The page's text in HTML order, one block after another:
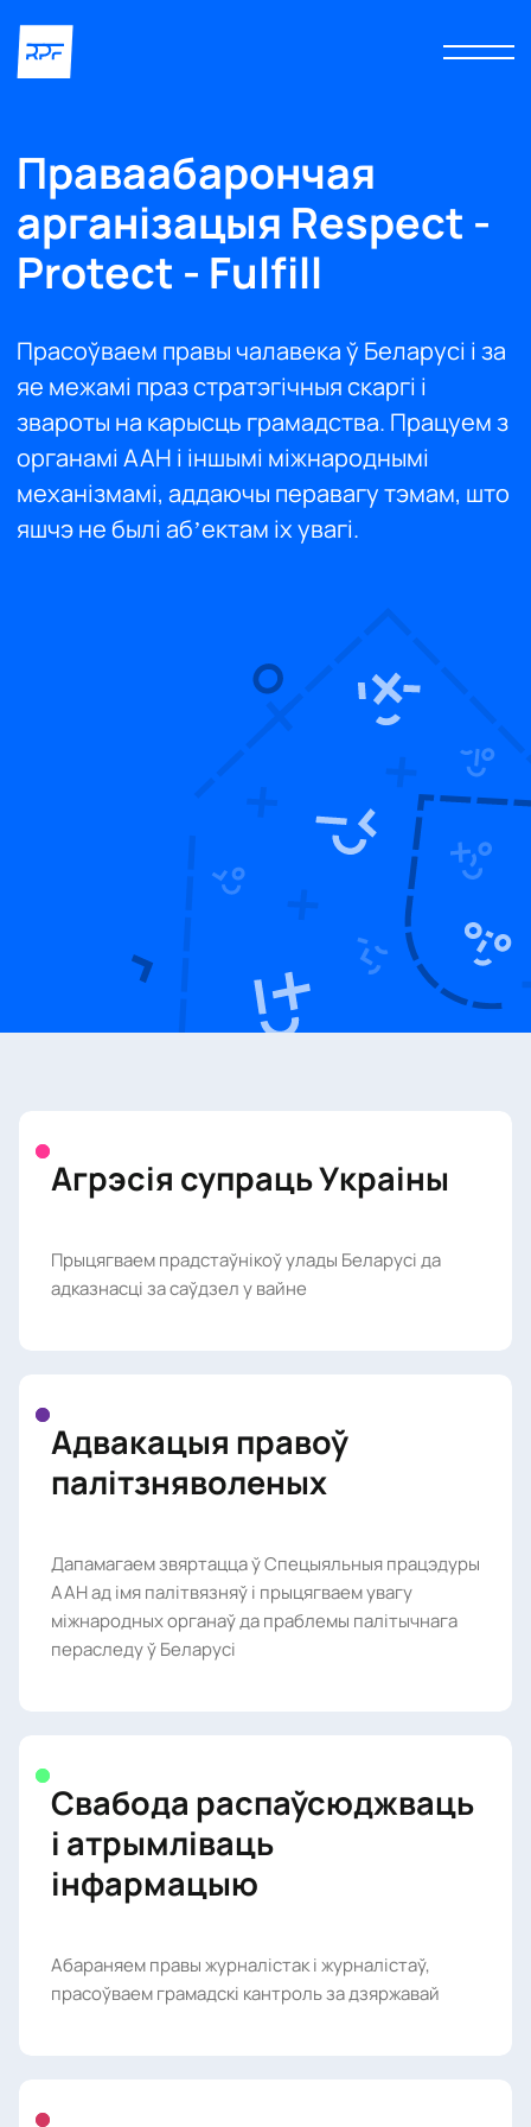
Праваабарончая
арганізацыя Respect -
Protect - Fulfill
Прасоўваем правы чалавека ў Беларусі і за
яе межамі праз стратэгічныя скаргі і
звароты на карысць грамадства. Працуем з
органамі ААН і іншымі міжнароднымі
механізмамі, аддаючы перавагу тэмам, што
яшчэ не былі аб’ектам іх увагі.
Агрэсія супраць Украіны
Прыцягваем прадстаўнікоў улады Беларусі да
адказнасці за саўдзел у вайне
Адвакацыя правоў
палітзняволеных
Дапамагаем звяртацца ў Спецыяльныя працэдуры
ААН ад імя палітвязняў і прыцягваем увагу
міжнародных органаў да праблемы палітычнага
пераследу ў Беларусі
Свабода распаўсюджваць
і атрымліваць
інфармацыю
Абараняем правы журналістак і журналістаў,
прасоўваем грамадскі кантроль за дзяржавай